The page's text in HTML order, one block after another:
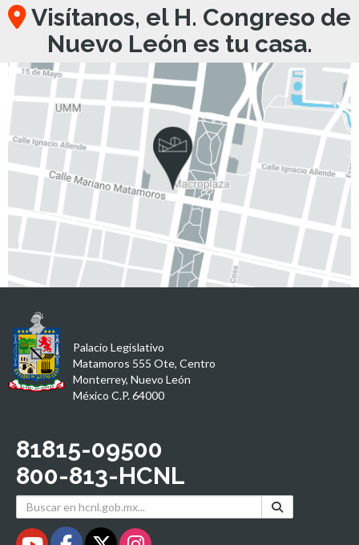
Visítanos, el H. Congreso de
Nuevo León es tu casa.
Palacio Legislativo
Matamoros 555 Ote, Centro
Monterrey, Nuevo León
México C.P. 64000
81815-09500
800-813-HCNL